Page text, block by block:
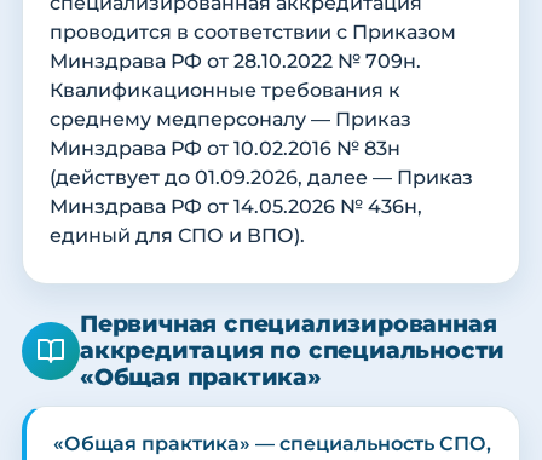
проводится в соответствии с Приказом
Минздрава РФ от 28.10.2022 № 709н.
Квалификационные требования к
среднему медперсоналу — Приказ
Минздрава РФ от 10.02.2016 № 83н
(действует до 01.09.2026, далее — Приказ
Минздрава РФ от 14.05.2026 № 436н,
единый для СПО и ВПО).
Первичная специализированная
аккредитация по специальности
«Общая практика»
«Общая практика» — специальность СПО,